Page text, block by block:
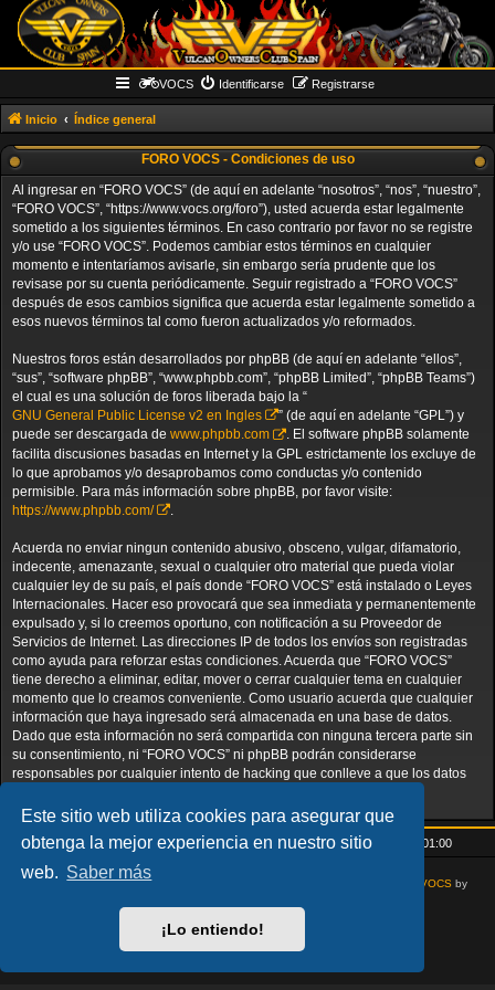
Este sitio web utiliza cookies para asegurar que
obtenga la mejor experiencia en nuestro sitio
web. Saber más
¡Lo entiendo!
VOCS Identificarse Registrarse
Inicio Índice general
FORO VOCS - Condiciones de uso
Al ingresar en “FORO VOCS” (de aquí en adelante “nosotros”, “nos”, “nuestro”,
“FORO VOCS”, “https://www.vocs.org/foro”), usted acuerda estar legalmente
sometido a los siguientes términos. En caso contrario por favor no se registre
y/o use “FORO VOCS”. Podemos cambiar estos términos en cualquier
momento e intentaríamos avisarle, sin embargo sería prudente que los
revisase por su cuenta periódicamente. Seguir registrado a “FORO VOCS”
después de esos cambios significa que acuerda estar legalmente sometido a
esos nuevos términos tal como fueron actualizados y/o reformados.
Nuestros foros están desarrollados por phpBB (de aquí en adelante “ellos”,
“sus”, “software phpBB”, “www.phpbb.com”, “phpBB Limited”, “phpBB Teams”)
el cual es una solución de foros liberada bajo la “
GNU General Public License v2 en Ingles
” (de aquí en adelante “GPL”) y
puede ser descargada de www.phpbb.com
. El software phpBB solamente
facilita discusiones basadas en Internet y la GPL estrictamente los excluye de
lo que aprobamos y/o desaprobamos como conductas y/o contenido
permisible. Para más información sobre phpBB, por favor visite:
https://www.phpbb.com/
Acuerda no enviar ningun contenido abusivo, obsceno, vulgar, difamatorio,
indecente, amenazante, sexual o cualquier otro material que pueda violar
cualquier ley de su país, el país donde “FORO VOCS” está instalado o Leyes
Internacionales. Hacer eso provocará que sea inmediata y permanentemente
expulsado y, si lo creemos oportuno, con notificación a su Proveedor de
Servicios de Internet. Las direcciones IP de todos los envíos son registradas
como ayuda para reforzar estas condiciones. Acuerda que “FORO VOCS”
tiene derecho a eliminar, editar, mover o cerrar cualquier tema en cualquier
momento que lo creamos conveniente. Como usuario acuerda que cualquier
información que haya ingresado será almacenada en una base de datos.
Dado que esta información no será compartida con ninguna tercera parte sin
su consentimiento, ni “FORO VOCS” ni phpBB podrán considerarse
responsables por cualquier intento de hacking que conlleve a que los datos
Inicio Índice general Todos los horarios son UTC+01:00
AcidTech byST Software VOCSby
Desarrollado por
phpBB® Forum Software © phpBB Limited